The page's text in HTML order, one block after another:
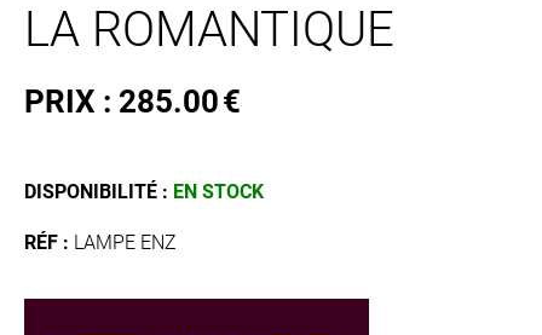
LA ROMANTIQUE
PRIX : €
285.00
DISPONIBILITÉ : EN STOCK
RÉF : LAMPE ENZ